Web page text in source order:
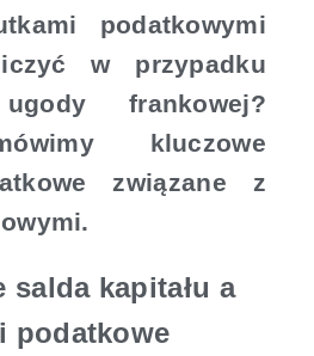
podatkowymi
w przypadku
frankowej?
kluczowe
związane z
salda kapitału a
podatkowe